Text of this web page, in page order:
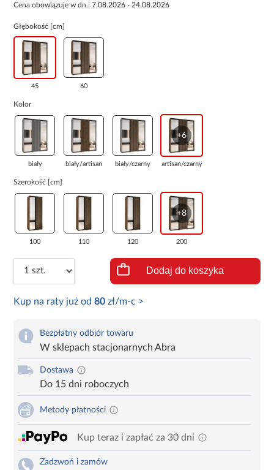
Cena obowiązuje w dn.: 7.08.2026 - 24.08.2026
Głębokość [cm]
45 60
Kolor
biały biały/artisan biały/czarny
+6
artisan/czarny
Szerokość [cm]
100 110 120
+8
200
Dodaj do koszyka
Kup na raty już od80 zł/m-c >
Bezpłatny odbiór towaru
W sklepach stacjonarnych Abra
Dostawa
Do 15 dni roboczych
Metody płatności
Kup teraz i zapłać za 30 dni
Zadzwoń i zamów